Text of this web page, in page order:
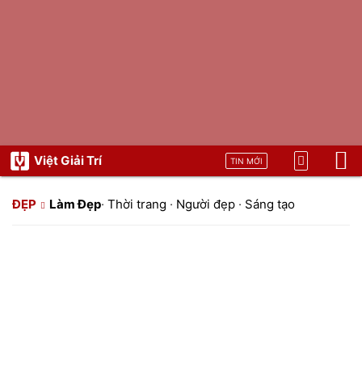
Việt Giải Trí TIN MỚI
ĐẸP Làm Đẹp· Thời trang · Người đẹp · Sáng tạo